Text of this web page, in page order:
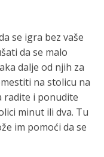
se igra bez vaše
da se malo
dalje od njih za
na stolicu na
radite i ponudite
minut ili dva. Tu
im pomoći da se